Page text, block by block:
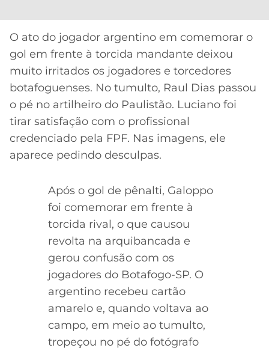
MG
CRUZEIRO
O ato do jogador argentino em comemorar o
gol em frente à torcida mandante deixou
muito irritados os jogadores e torcedores
botafoguenses. No tumulto, Raul Dias passou
o pé no artilheiro do Paulistão. Luciano foi
tirar satisfação com o profissional
credenciado pela FPF. Nas imagens, ele
aparece pedindo desculpas.
Após o gol de pênalti, Galoppo
foi comemorar em frente à
torcida rival, o que causou
revolta na arquibancada e
gerou confusão com os
jogadores do Botafogo-SP. O
argentino recebeu cartão
amarelo e, quando voltava ao
campo, em meio ao tumulto,
tropeçou no pé do fotógrafo